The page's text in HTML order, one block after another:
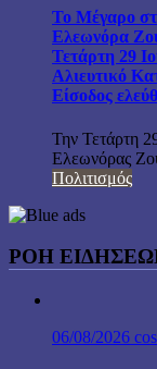
Το Μέγαρο
Ελεωνόρα
Τετάρτη 29
Αλιευτικό
Είσοδος
Την Τετάρτη
Ελεωνόρας
Πολιτισμός
ΡΟΗ
06/08/2026